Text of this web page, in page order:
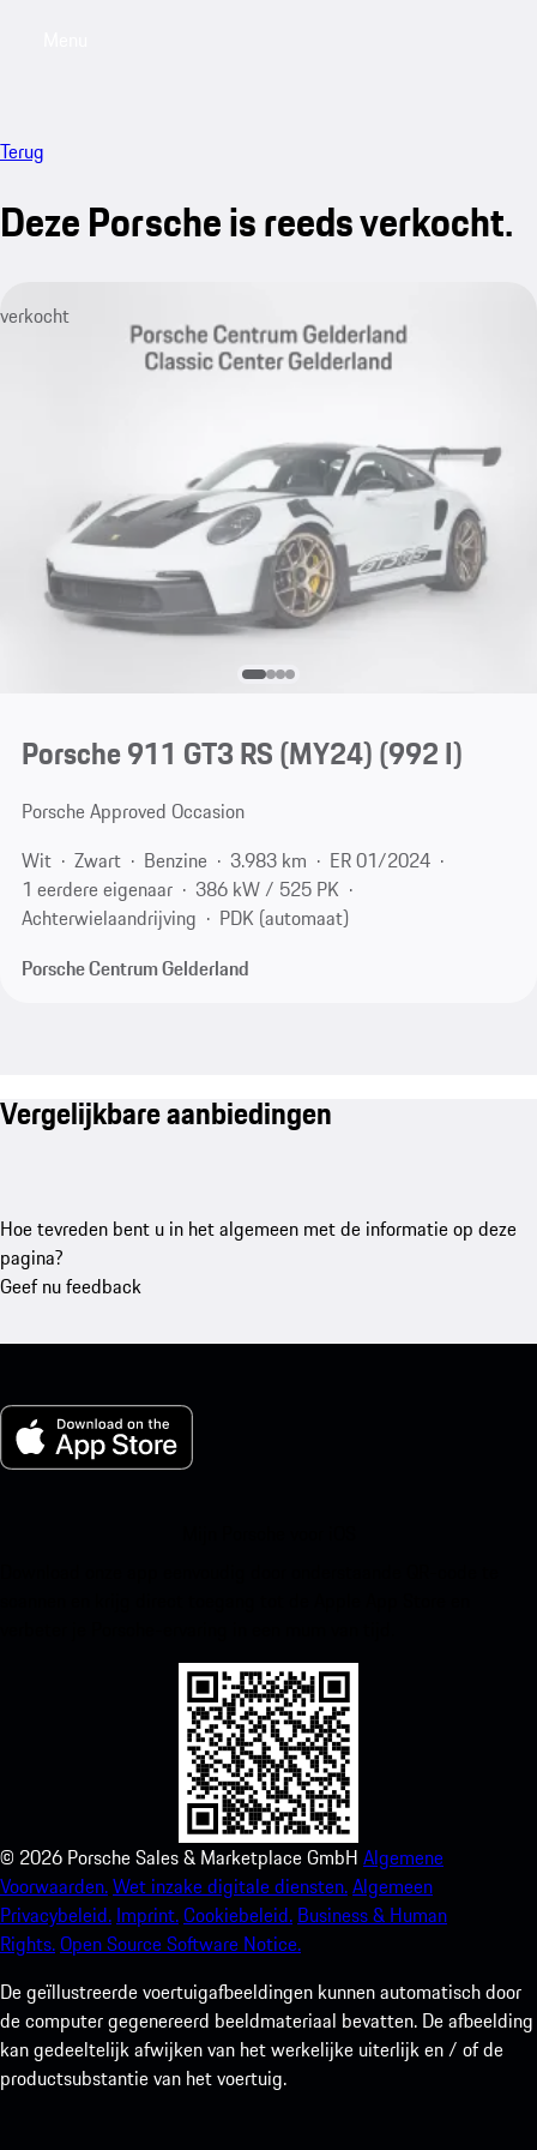
Terug
Deze Porsche is reeds verkocht.
verkocht
Porsche 911 GT3 RS (MY24)(992 I)
Porsche Approved Occasion
Wit
Zwart Benzine 3.983 km
ER 01/2024
1 eerdere eigenaar
386 kW / 525 PK
Achterwielaandrijving
PDK (automaat)
Porsche Centrum Gelderland
Vergelijkbare aanbiedingen
Hoe tevreden bent u in het algemeen met de informatie op deze
pagina?
Geef nu feedback
© 2026 Porsche Sales & Marketplace GmbH Algemene
Voorwaarden.Wet inzake digitale diensten.Algemeen
Privacybeleid. Imprint.Cookiebeleid. Business & Human
Rights.Open Source Software Notice.
De geïllustreerde voertuigafbeeldingen kunnen automatisch door
de computer gegenereerd beeldmateriaal bevatten. De afbeelding
kan gedeeltelijk afwijken van het werkelijke uiterlijk en / of de
productsubstantie van het voertuig.